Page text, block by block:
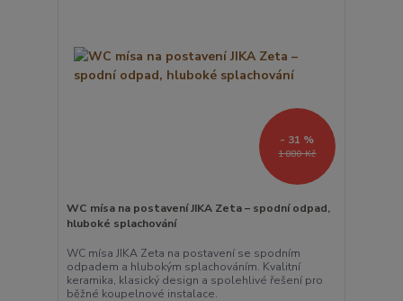
1 880 Kč
- 31 %
WC mísa na postavení JIKA Zeta – spodní odpad,
hluboké splachování
WC mísa JIKA Zeta na postavení se spodním
odpadem a hlubokým splachováním. Kvalitní
keramika, klasický design a spolehlivé řešení pro
běžné koupelnové instalace.